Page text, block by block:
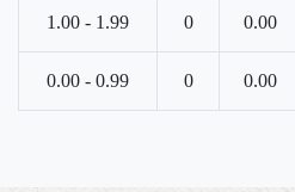
1.00 - 1.99 0 0.00
0.00 - 0.99 0 0.00